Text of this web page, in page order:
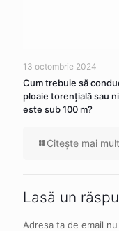
13 octombrie 2024
Cum trebuie să
ploaie torenţială sau
este sub 100 m?
Citeşte mai mult
Lasă un
Adresa ta de email